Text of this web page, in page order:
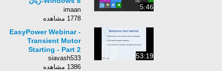
5:46
انگلیسی -بخش 87
imaan
1778 مشاهده
53:19
EasyPower Webinar -
Transient Motor
Starting - Part 2
siavash533
1386 مشاهده